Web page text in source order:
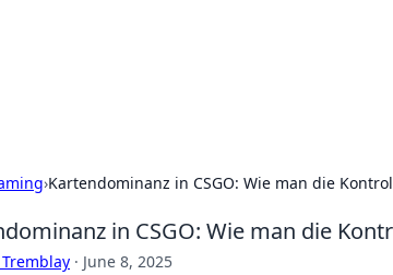
›Kartendominanz in CSGO: Wie man die
in CSGO: Wie man die
· June 8, 2025